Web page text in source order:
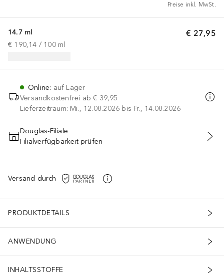
Preise inkl. MwSt.
€ 27,95
14.7 ml
€ 190,14 / 100 ml
Online: auf Lager
Versandkostenfrei ab € 39,95
Lieferzeitraum: Mi., 12.08.2026 bis Fr., 14.08.2026
IN DEN WARENKORB
Douglas-Filiale
Filialverfügbarkeit prüfen
Versand durch
PRODUKTDETAILS
ANWENDUNG
INHALTSSTOFFE